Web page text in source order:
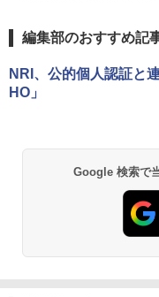
編集部のおすすめ記
NRI、公的個人認証と
HO」
Google 検索で